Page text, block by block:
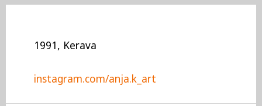
1991, Kerava
instagram.com/anja.k_art